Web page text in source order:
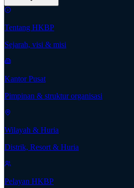
Tentang HKBP
Sejarah, visi & misi
Kantor Pusat
Pimpinan & struktur organisasi
Wilayah & Huria
Distrik, Resort & Huria
Pelayan HKBP